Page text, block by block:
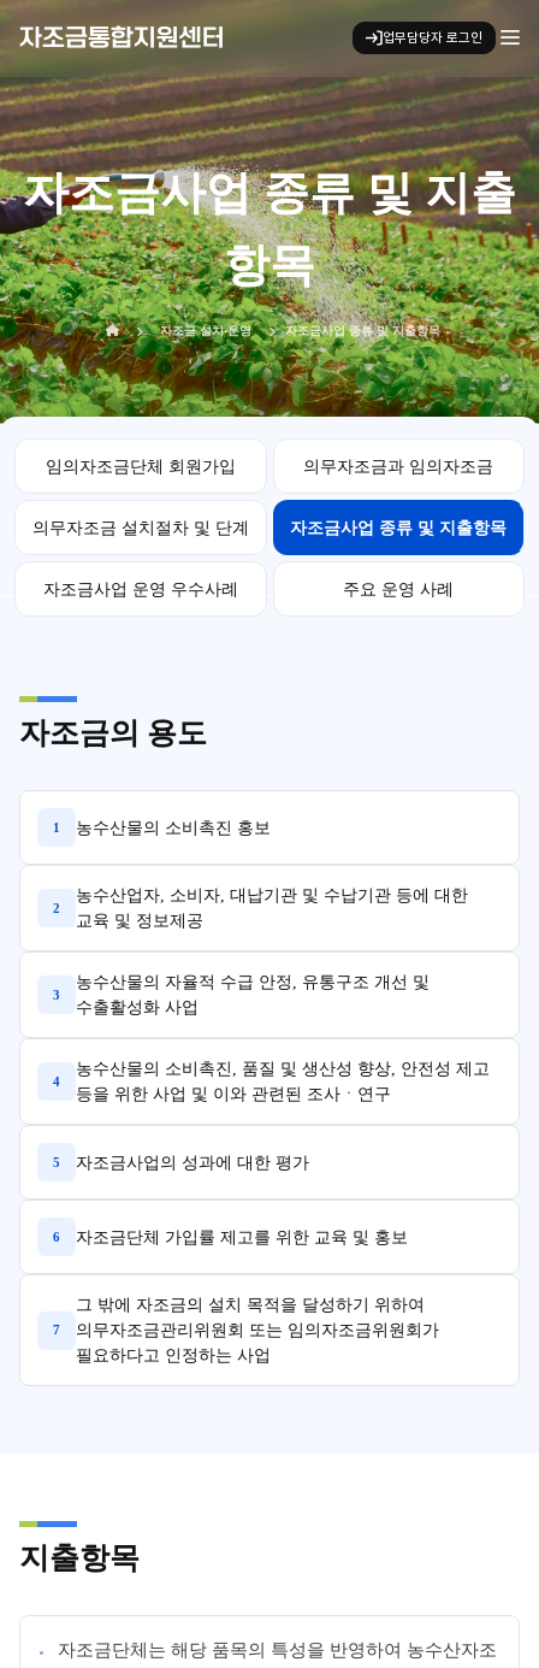
자조금통합지원센터
키보드 탐색 시 아래 화살표
업무담당자 로그인
자조금사업 종류 및 지출
항목
홈으로 이동자조금 설치·운영 자조금사업 종류 및 지출항목
임의자조금단체 회원가입 의무자조금과 임의자조금
의무자조금 설치절차 및 단계 자조금사업 종류 및 지출항목
자조금사업 운영 우수사례 주요 운영 사례
자조금의 용도
1 농수산물의 소비촉진 홍보
2
농수산업자, 소비자, 대납기관 및 수납기관 등에 대한
교육 및 정보제공
3
농수산물의 자율적 수급 안정, 유통구조 개선 및
수출활성화 사업
4
농수산물의 소비촉진, 품질 및 생산성 향상, 안전성 제고
등을 위한 사업 및 이와 관련된 조사ㆍ연구
5 자조금사업의 성과에 대한 평가
6 자조금단체 가입률 제고를 위한 교육 및 홍보
7
그 밖에 자조금의 설치 목적을 달성하기 위하여
의무자조금관리위원회 또는 임의자조금위원회가
필요하다고 인정하는 사업
지출항목
자조금단체는 해당 품목의 특성을 반영하여 농수산자조